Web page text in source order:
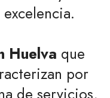
Huelva que
por